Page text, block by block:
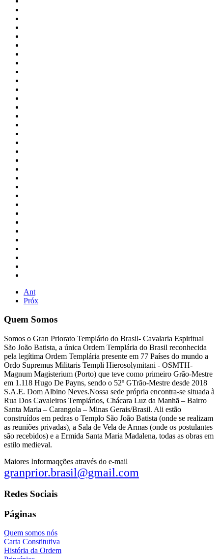
Ant
Próx
Quem Somos
Somos o Gran Priorato Templário do Brasil- Cavalaria Espiritual
São João Batista, a única Ordem Templária do Brasil reconhecida
pela legítima Ordem Templária presente em 77 Países do mundo a
Ordo Supremus Militaris Templi Hierosolymitani - OSMTH-
Magnum Magisterium (Porto) que teve como primeiro Grão-Mestre
em 1.118 Hugo De Payns, sendo o 52º GTrão-Mestre desde 2018
S.A.E. Dom Albino Neves.Nossa sede própria encontra-se situada à
Rua Dos Cavaleiros Templários, Chácara Luz da Manhã – Bairro
Santa Maria – Carangola – Minas Gerais/Brasil. Ali estão
construídos em pedras o Templo São João Batista (onde se realizam
as reuniões privadas), a Sala de Vela de Armas (onde os postulantes
são recebidos) e a Ermida Santa Maria Madalena, todas as obras em
estilo medieval.
Maiores Informaqções através do e-mail
granprior.brasil@gmail.com
Redes Sociais
Páginas
Quem somos nós
Carta Constitutiva
História da Ordem